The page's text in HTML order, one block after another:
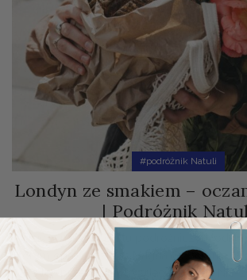
#podróżnik Natuli
Londyn ze smakiem –
| Podróżnik
Dziś w naszym cyklu podróżniczym
którym oprowadzi nas Magda @bzdurnie.
bo ten przewodnik to zdecydowanie NIE-